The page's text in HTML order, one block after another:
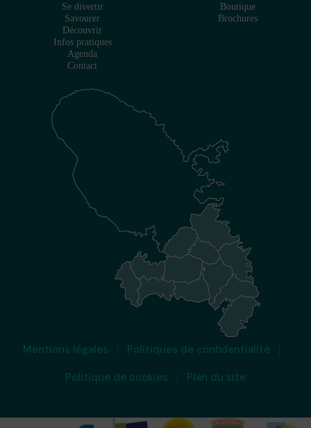
Se divertir
Savourer
Découvrir
Infos pratiques
Agenda
Contact
Boutique
Brochures
Mentions légales
Politiques de confidentialité
Politique de cookies
Plan du site